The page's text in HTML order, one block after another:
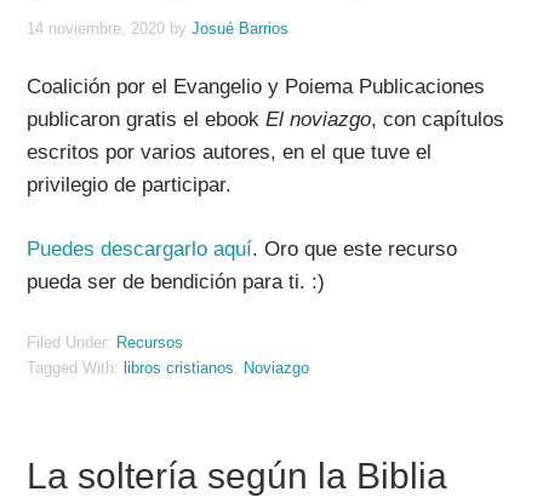
14 noviembre, 2020 byJosué Barrios
Coalición por el Evangelio y Poiema Publicaciones
publicarongratis el ebookEl noviazgo, con capítulos
escritos por varios autores, en el que tuve el
privilegio de participar.
Puedes descargarlo aquí. Oro que este recurso
pueda ser de bendición para ti. :)
Filed Under: Recursos
Tagged With: libros cristianos, Noviazgo
La soltería según la Biblia